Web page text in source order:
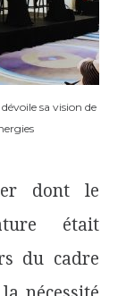
sa vision de
dont le
était
du cadre